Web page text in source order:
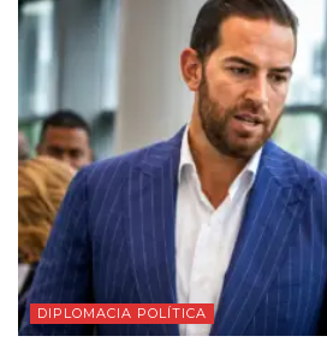
DIPLOMACIA POLÍTICA